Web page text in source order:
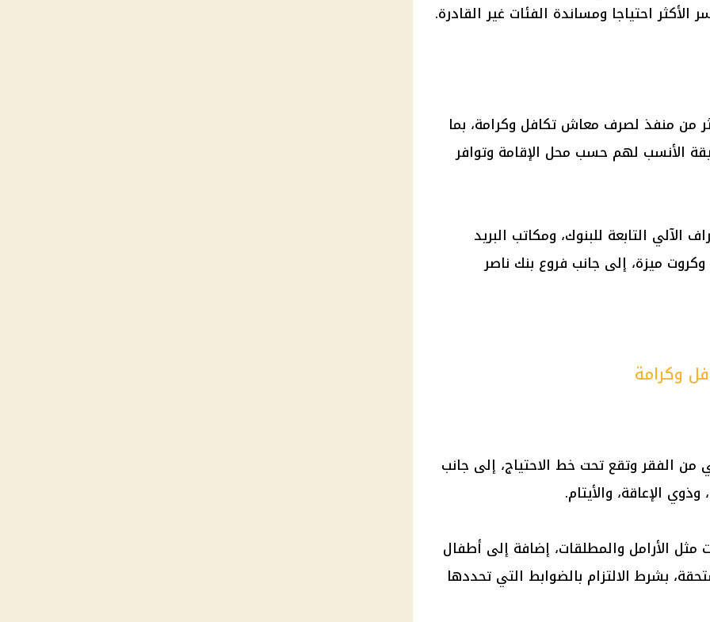
احتياجا ومساندة الفئات غير القادرة.
من منفذ لصرف معاش تكافل وكرامة، بما
الأنسب لهم حسب محل الإقامة وتوافر
التابعة للبنوك، ومكاتب البريد
وكروت ميزة، إلى جانب فروع بنك ناصر
وكرامة
من الفقر وتقع تحت خط الاحتياج، إلى جانب
الإعاقة، والأيتام.
مثل الأرامل والمطلقات، إضافة إلى أطفال
بشرط الالتزام بالضوابط التي تحددها